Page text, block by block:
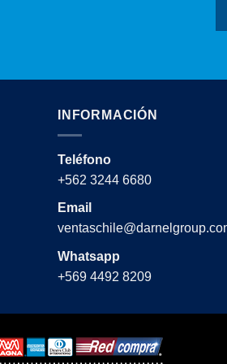
INFORMACIÓN
Teléfono
+562 3244 6680
Email
Whatsapp
+569 4492 8209